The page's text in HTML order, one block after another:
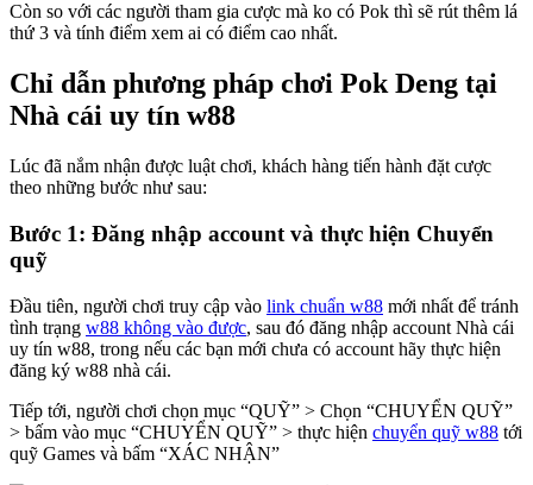
Còn so với các người tham gia cược mà ko có Pok thì sẽ rút thêm lá
thứ 3 và tính điểm xem ai có điểm cao nhất.
Chỉ dẫn phương pháp chơi Pok Deng tại
Nhà cái uy tín w88
Lúc đã nắm nhận được luật chơi, khách hàng tiến hành đặt cược
theo những bước như sau:
Bước 1: Đăng nhập account và thực hiện Chuyển
quỹ
Đầu tiên, người chơi truy cập vào link chuẩn w88 mới nhất để tránh
tình trạng w88 không vào được, sau đó đăng nhập account Nhà cái
uy tín w88, trong nếu các bạn mới chưa có account hãy thực hiện
đăng ký w88 nhà cái.
Tiếp tới, người chơi chọn mục “QUỸ” > Chọn “CHUYỂN QUỸ”
> bấm vào mục “CHUYỂN QUỸ” > thực hiện chuyển quỹ w88 tới
quỹ Games và bấm “XÁC NHẬN”